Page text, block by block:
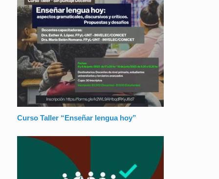
Curso Taller “Enseñar lengua hoy”